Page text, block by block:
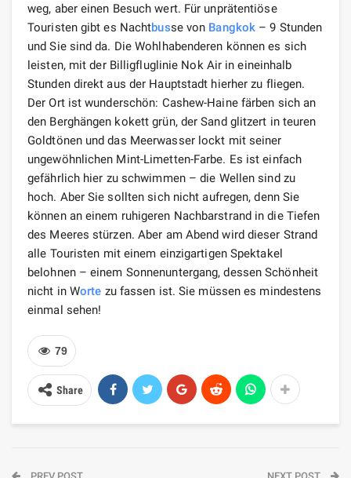
weg, aber einen Besuch wert. Für unprätentiöse
Touristen gibt es Nachtbusse von Bangkok – 9 Stunden
und Sie sind da. Die Wohlhabenderen können es sich
leisten, mit der Billigfluglinie Nok Air in eineinhalb
Stunden direkt aus der Hauptstadt hierher zu fliegen.
Der Ort ist wunderschön: Cashew-Haine färben sich an
den Berghängen kokett grün, der Sand glitzert in teuren
Goldtönen und das Meerwasser lockt mit seiner
ungewöhnlichen Mint-Limetten-Farbe. Es ist einfach
gefährlich hier zu schwimmen – die Wellen sind zu
hoch. Aber Sie sollten sich nicht aufregen, denn Sie
können an einem ruhigeren Nachbarstrand in die Tiefen
des Meeres stürzen. Aber am Abend wird dieser Strand
alle Touristen mit einem einzigartigen Spektakel
belohnen – einem Sonnenuntergang, dessen Schönheit
nicht in Worte zu fassen ist. Sie müssen es mindestens
einmal sehen!
79
Share